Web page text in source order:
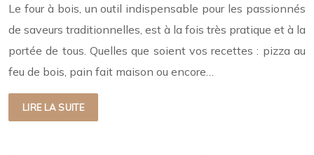
Le four à bois, un outil indispensable pour les passionnés
de saveurs traditionnelles, est à la fois très pratique et à la
portée de tous. Quelles que soient vos recettes : pizza au
feu de bois, pain fait maison ou encore…
LIRE LA SUITE